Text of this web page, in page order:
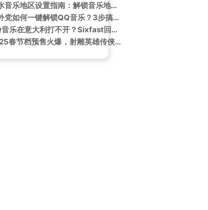
解除受限收听汪晨蕊新歌！
汽水音乐地区设置指南：解锁音乐地域限制
海外党如何一键解锁QQ音乐？3步搞定闵智云新专辑《Pink, then grey》无限制收听！
QQ音乐在意大利打不开？Sixfast回国加速器帮你解决！
2025春节档预售火爆，射雕英雄传侠之大者领跑